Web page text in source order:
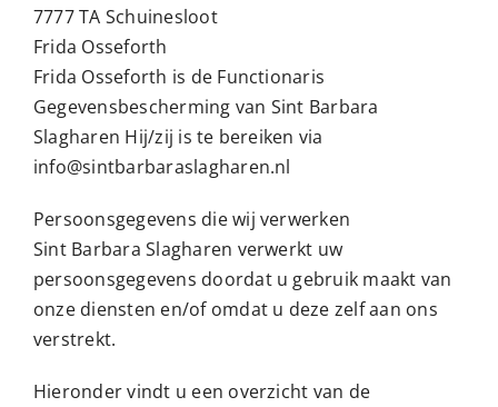
7777 TA Schuinesloot
Frida Osseforth
Frida Osseforth is de Functionaris
Gegevensbescherming van Sint Barbara
Slagharen Hij/zij is te bereiken via
info@sintbarbaraslagharen.nl
Persoonsgegevens die wij verwerken
Sint Barbara Slagharen verwerkt uw
persoonsgegevens doordat u gebruik maakt van
onze diensten en/of omdat u deze zelf aan ons
verstrekt.
Hieronder vindt u een overzicht van de